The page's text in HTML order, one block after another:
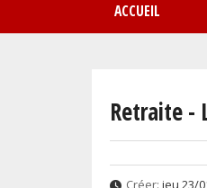
Navigation
ACCUEIL
Retraite -
Créer: jeu 23/